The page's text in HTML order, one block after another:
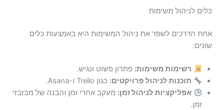
כלים לניהול משימות
אחת הדרכים לשפר את ניהול המשימות היא באמצעות כלים
שונים:
רשימות משימות: פתרון פשוט ונגיש.
תוכנות לניהול פרויקטים: כגון Trello ו-Asana.
אפליקציות לניהול זמן: מעקב אחרי זמן והבנה של מבזבזי
זמן.